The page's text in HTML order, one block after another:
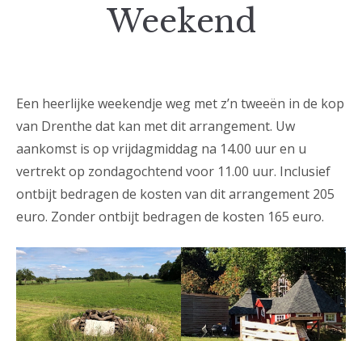
Weekend
Een heerlijke weekendje weg met z’n tweeën in de kop
van Drenthe dat kan met dit arrangement. Uw
aankomst is op vrijdagmiddag na 14.00 uur en u
vertrekt op zondagochtend voor 11.00 uur. Inclusief
ontbijt bedragen de kosten van dit arrangement 205
euro. Zonder ontbijt bedragen de kosten 165 euro.